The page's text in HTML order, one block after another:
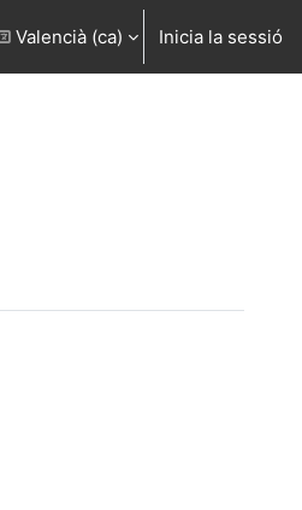
l'entrada de la cerca
Valencià ‎(ca)‎ Inicia la sessió